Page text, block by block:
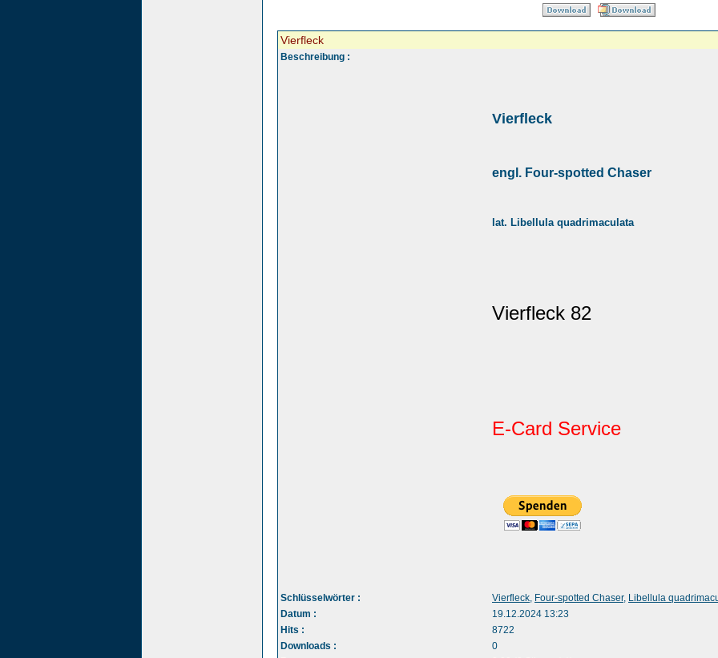
Vierfleck
Beschreibung :
Vierfleck
engl. Four-spotted Chaser
lat. Libellula quadrimaculata
Vierfleck 82
E-Card Service
Schlüsselwörter : Vierfleck, Four-spotted Chaser, Libellula
Datum :
19.12.2024 13:23
Hits :
8722
Downloads :
0